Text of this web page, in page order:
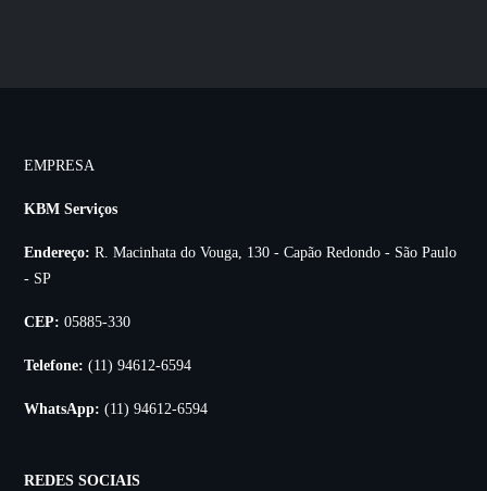
EMPRESA
KBM Serviços
Endereço: R. Macinhata do Vouga, 130 - Capão Redondo - São Paulo
- SP
CEP: 05885-330
Telefone: (11) 94612-6594
WhatsApp: (11) 94612-6594
REDES SOCIAIS